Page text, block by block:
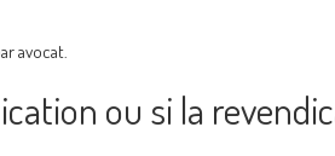
avocat.
ou si la